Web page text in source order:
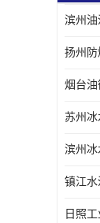
油
扬州防
苏州冰
镇江
日照